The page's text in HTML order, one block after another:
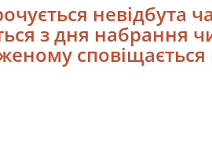
невідбута
з дня набрання